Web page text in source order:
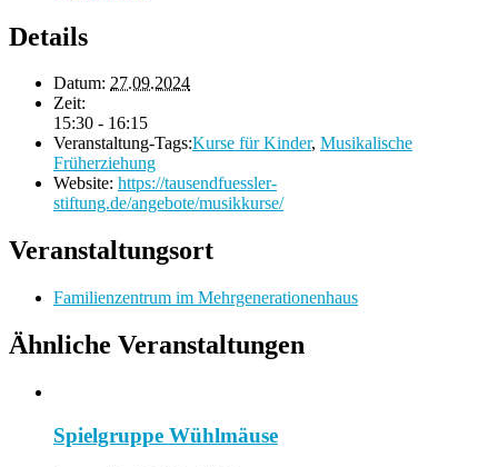
Details
Datum: 27.09.2024
Zeit:
15:30 - 16:15
Veranstaltung-Tags:Kurse für Kinder, Musikalische
Früherziehung
Website: https://tausendfuessler-
stiftung.de/angebote/musikkurse/
Veranstaltungsort
Familienzentrum im Mehrgenerationenhaus
Ähnliche Veranstaltungen
Spielgruppe Wühlmäuse